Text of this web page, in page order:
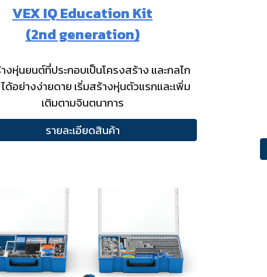
VEX IQ Education Kit
(2nd generation)
งหุ่นยนต์ที่ประกอบเป็นโครงสร้าง และกลไก
ด้อย่างง่ายดาย เริ่มสร้างหุ่นตัวแรกและเพิ่ม
เติมตามจินตนาการ
รายละเอียดสินค้า